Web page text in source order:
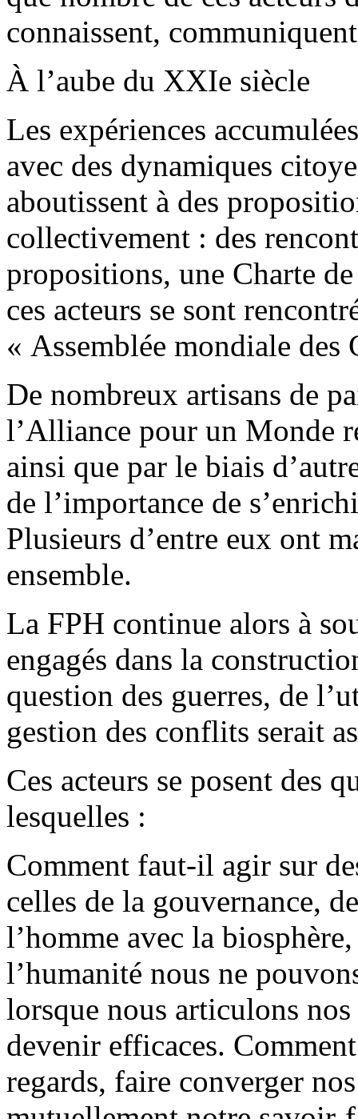
connaissent,
À l’aube du XXIe siècle
Les expériences
avec des dynamiques
aboutissent à des
collectivement : des
propositions, une Charte
ces acteurs se sont
« Assemblée mondiale des
De nombreux artisans de
l’Alliance pour un Monde
ainsi que par le biais
de l’importance de
Plusieurs d’entre eux ont
ensemble.
La FPH continue alors à
engagés dans la
question des guerres, de
gestion des conflits serait
Ces acteurs se posent des
lesquelles :
Comment faut-il agir sur
celles de la gouvernance,
l’homme avec la
l’humanité nous ne
lorsque nous articulons
devenir efficaces.
regards, faire converger